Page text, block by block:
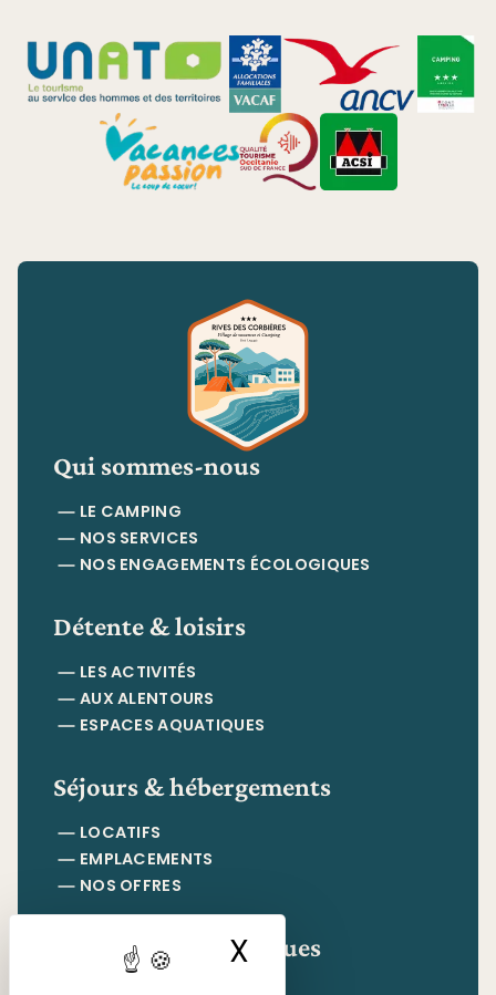
X Masquer le
Qui sommes-nous
LE CAMPING
NOS SERVICES
NOS ENGAGEMENTS ÉCOLOGIQUES
Détente & loisirs
LES ACTIVITÉS
AUX ALENTOURS
ESPACES AQUATIQUES
Séjours & hébergements
LOCATIFS
EMPLACEMENTS
NOS OFFRES
Informations pratiques